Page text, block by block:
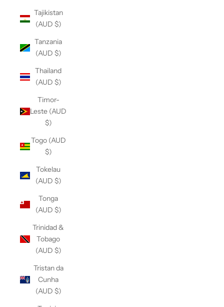
Tajikistan
(AUD $)
Tanzania
(AUD $)
Thailand
(AUD $)
Timor-
Leste (AUD
$)
Togo (AUD
$)
Tokelau
(AUD $)
Tonga
(AUD $)
Trinidad &
Tobago
(AUD $)
Tristan da
Cunha
(AUD $)